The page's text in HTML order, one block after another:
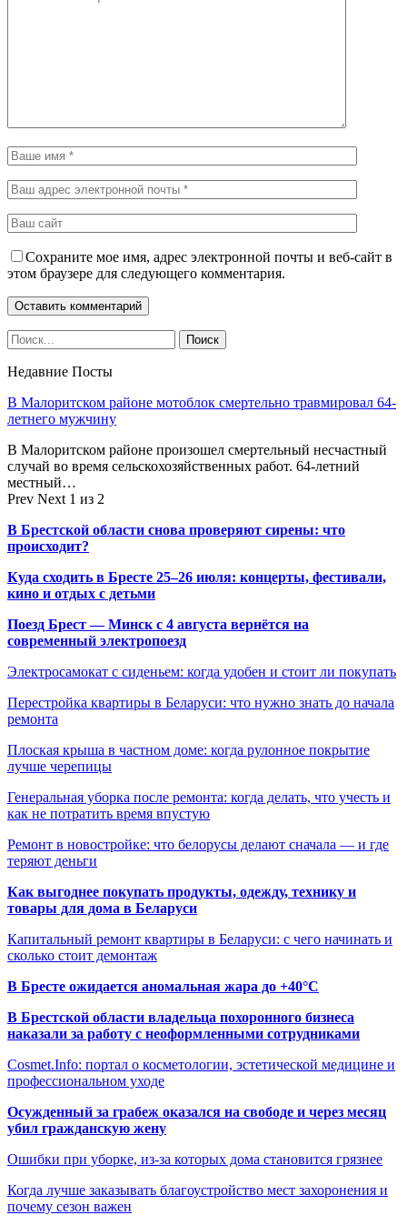
Сохраните мое имя, адрес электронной почты и веб-сайт в
этом браузере для следующего комментария.
Недавние Посты
В Малоритском районе мотоблок смертельно травмировал 64-
летнего мужчину
В Малоритском районе произошел смертельный несчастный
случай во время сельскохозяйственных работ. 64-летний
местный…
Prev Next 1 из 2
В Брестской области снова проверяют сирены: что
происходит?
Куда сходить в Бресте 25–26 июля: концерты, фестивали,
кино и отдых с детьми
Поезд Брест — Минск с 4 августа вернётся на
современный электропоезд
Электросамокат с сиденьем: когда удобен и стоит ли покупать
Перестройка квартиры в Беларуси: что нужно знать до начала
ремонта
Плоская крыша в частном доме: когда рулонное покрытие
лучше черепицы
Генеральная уборка после ремонта: когда делать, что учесть и
как не потратить время впустую
Ремонт в новостройке: что белорусы делают сначала — и где
теряют деньги
Как выгоднее покупать продукты, одежду, технику и
товары для дома в Беларуси
Капитальный ремонт квартиры в Беларуси: с чего начинать и
сколько стоит демонтаж
В Бресте ожидается аномальная жара до +40°C
В Брестской области владельца похоронного бизнеса
наказали за работу с неоформленными сотрудниками
Cosmet.Info: портал о косметологии, эстетической медицине и
профессиональном уходе
Осужденный за грабеж оказался на свободе и через месяц
убил гражданскую жену
Ошибки при уборке, из-за которых дома становится грязнее
Когда лучше заказывать благоустройство мест захоронения и
почему сезон важен